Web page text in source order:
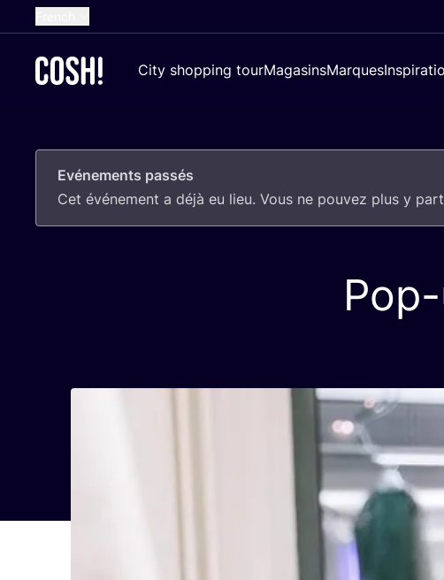
Dutch
German
Croatian
City shopping tourMagasinsMarques
Evénements passés
Cet évé­ne­ment a déjà eu lieu. Vous ne pou­vez plus y